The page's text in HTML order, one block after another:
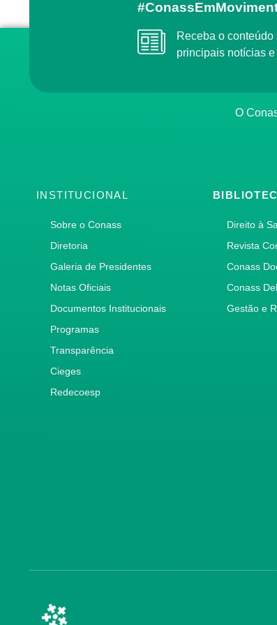
Receba o conteúdo semanal do Conass com as
principais notícias
O
INSTITUCIONAL
Sobre o Conass
Diretoria
Galeria de Presidentes
Notas Oficiais
Documentos Institucionais
Programas
Transparência
Cieges
Redecoesp
Direito à
Revista
Conass
Conass
Gestão e